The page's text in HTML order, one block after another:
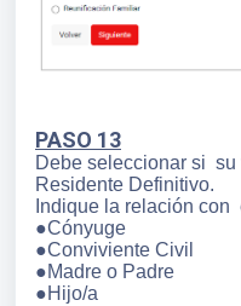
PASO 13
Debe seleccionar si
Residente Definitivo.
Indique la relación
●Cónyuge
●Conviviente Civil
●Madre o Padre
●Hijo/a